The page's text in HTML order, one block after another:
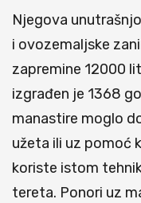
Njegova
i ovozemaljske
zapremine 12000
izgrađen je 1368
manastire moglo
užeta ili uz pomoć
koriste istom
tereta. Ponori uz